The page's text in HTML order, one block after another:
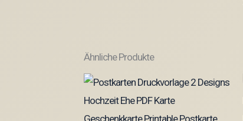
Ähnliche Produkte